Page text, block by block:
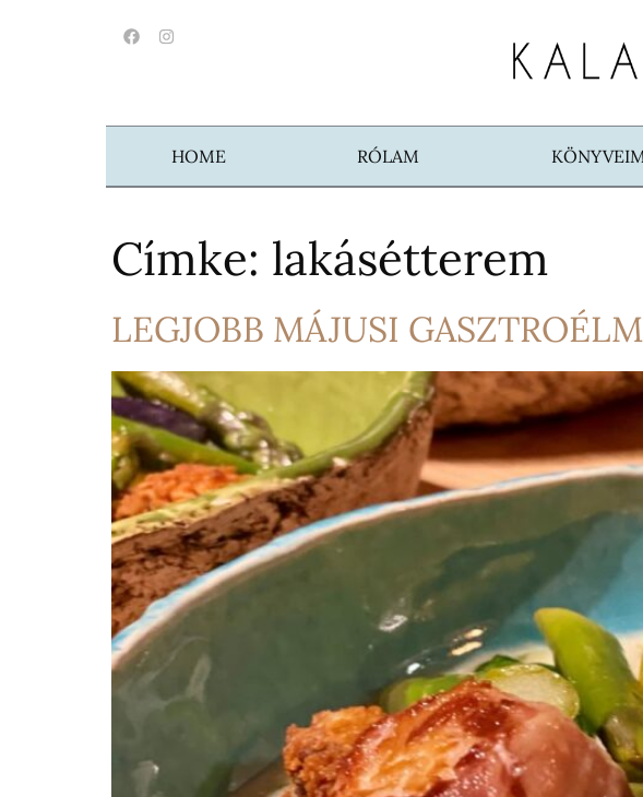
HOME RÓLAM
Címke: lakásétterem
LEGJOBB MÁJUSI